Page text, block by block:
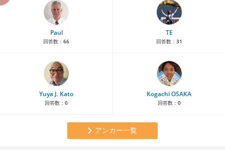
Paul
回答数： 66
TE
回答数： 31
Yuya J. Kato
回答数： 0
Kogachi OSAKA
回答数： 0
アンカー一覧